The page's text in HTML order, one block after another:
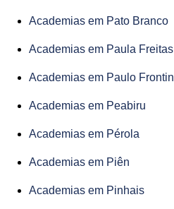
Academias em Pato Branco
Academias em Paula Freitas
Academias em Paulo Frontin
Academias em Peabiru
Academias em Pérola
Academias em Piên
Academias em Pinhais